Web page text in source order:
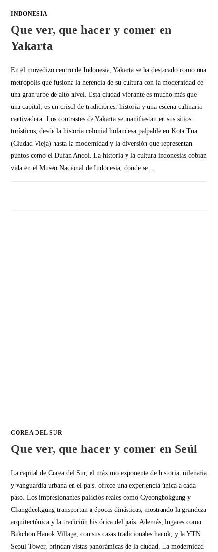
INDONESIA
Que ver, que hacer y comer en
Yakarta
En el movedizo centro de Indonesia, Yakarta se ha destacado como una
metrópolis que fusiona la herencia de su cultura con la modernidad de
una gran urbe de alto nivel. Esta ciudad vibrante es mucho más que
una capital; es un crisol de tradiciones, historia y una escena culinaria
cautivadora. Los contrastes de Yakarta se manifiestan en sus sitios
turísticos; desde la historia colonial holandesa palpable en Kota Tua
(Ciudad Vieja) hasta la modernidad y la diversión que representan
puntos como el Dufan Ancol. La historia y la cultura indonesias cobran
vida en el Museo Nacional de Indonesia, donde se…
COREA DEL SUR
Que ver, que hacer y comer en Seúl
La capital de Corea del Sur, el máximo exponente de historia milenaria
y vanguardia urbana en el país, ofrece una experiencia única a cada
paso. Los impresionantes palacios reales como Gyeongbokgung y
Changdeokgung transportan a épocas dinásticas, mostrando la grandeza
arquitectónica y la tradición histórica del país. Además, lugares como
Bukchon Hanok Village, con sus casas tradicionales hanok, y la YTN
Seoul Tower, brindan vistas panorámicas de la ciudad. La modernidad